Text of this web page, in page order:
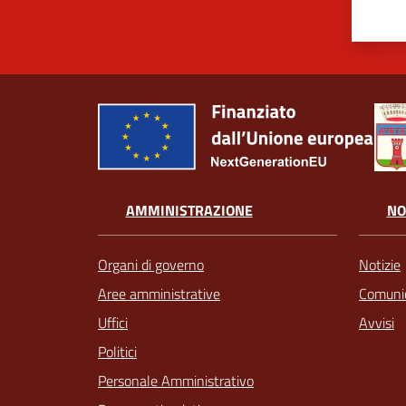
AMMINISTRAZIONE
Organi di governo
Aree amministrative
Uffici
Politici
Personale Amministrativo
Notizie
Avvisi